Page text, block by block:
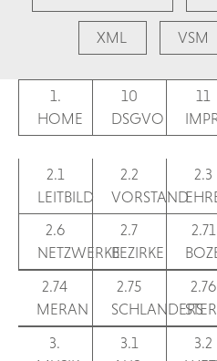
XML VSM
1.
HOME
10
DSGVO
11
2.1
LEITBILD
2.2
VORSTAND
2.3
2.6
NETZWERKE
2.7
BEZIRKE
2.71
2.74
MERAN
2.75
SCHLANDERS
2.76
3.
3.1
3.2